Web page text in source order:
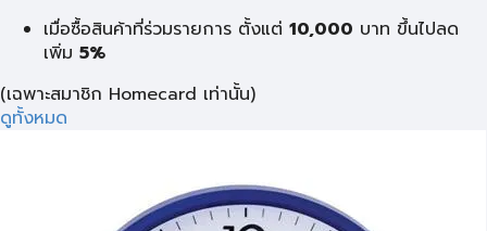
เมื่อซื้อสินค้าที่ร่วมรายการ ตั้งแต่ 10,000 บาท ขึ้นไปลด
เพิ่ม 5%
(เฉพาะสมาชิก Homecard เท่านั้น)
ดูทั้งหมด